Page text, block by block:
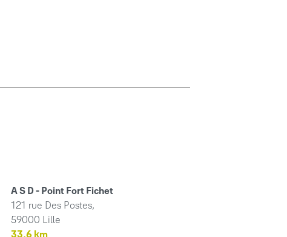
A S D - Point Fort Fichet
121 rue Des Postes,
59000 Lille
33,6 km